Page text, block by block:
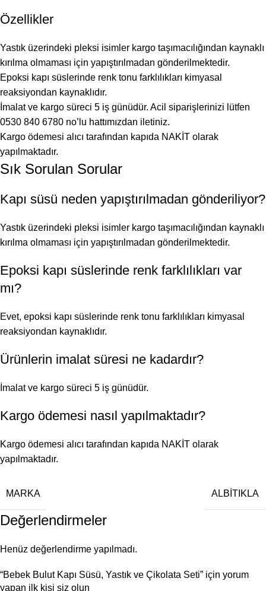
Özellikler
Yastık üzerindeki pleksi isimler kargo taşımacılığından kaynaklı
kırılma olmaması için yapıştırılmadan gönderilmektedir.
Epoksi kapı süslerinde renk tonu farklılıkları kimyasal
reaksiyondan kaynaklıdır.
İmalat ve kargo süreci 5 iş günüdür. Acil siparişlerinizi lütfen
0530 840 6780 no’lu hattımızdan iletiniz.
Kargo ödemesi alıcı tarafından kapıda NAKİT olarak
yapılmaktadır.
Sık Sorulan Sorular
Kapı süsü neden yapıştırılmadan gönderiliyor?
Yastık üzerindeki pleksi isimler kargo taşımacılığından kaynaklı
kırılma olmaması için yapıştırılmadan gönderilmektedir.
Epoksi kapı süslerinde renk farklılıkları var
mı?
Evet, epoksi kapı süslerinde renk tonu farklılıkları kimyasal
reaksiyondan kaynaklıdır.
Ürünlerin imalat süresi ne kadardır?
İmalat ve kargo süreci 5 iş günüdür.
Kargo ödemesi nasıl yapılmaktadır?
Kargo ödemesi alıcı tarafından kapıda NAKİT olarak
yapılmaktadır.
MARKA ALBİTIKLA
Değerlendirmeler
Henüz değerlendirme yapılmadı.
“Bebek Bulut Kapı Süsü, Yastık ve Çikolata Seti” için yorum
yapan ilk kişi siz olun